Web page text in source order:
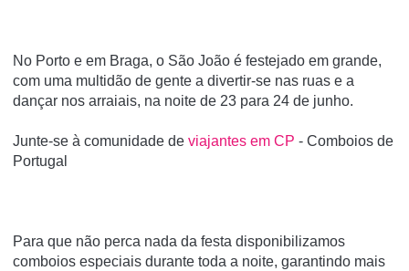
No Porto e em Braga, o São João é festejado em grande,
com uma multidão de gente a divertir-se nas ruas e a
dançar nos arraiais, na noite de 23 para 24 de junho.
Junte-se à comunidade de viajantes em CP - Comboios de
Portugal
Para que não perca nada da festa disponibilizamos
comboios especiais durante toda a noite, garantindo mais